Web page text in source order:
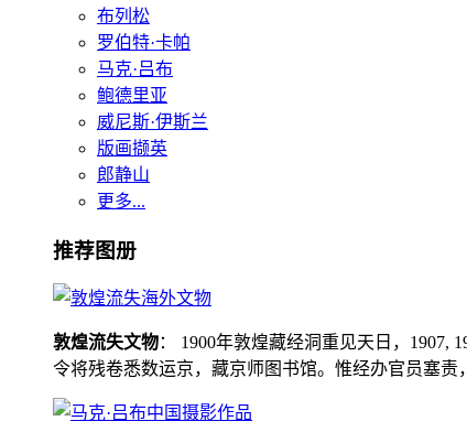
布列松
罗伯特·卡帕
马克·吕布
鲍德里亚
威尼斯·伊斯兰
版画撷英
郎静山
更多...
推荐图册
敦煌流失文物： 1900年敦煌藏经洞重见天日，1907,
令将残卷悉数运京，藏京师图书馆。惟经办官员塞责